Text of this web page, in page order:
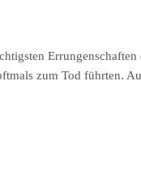
zum Tod führten.